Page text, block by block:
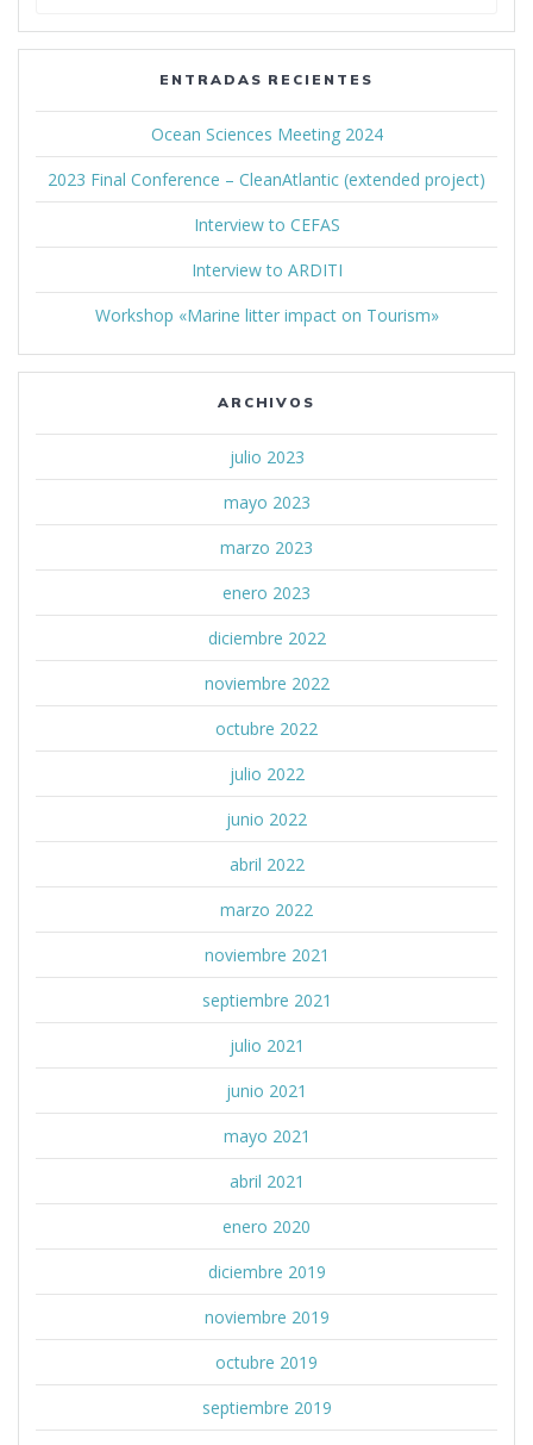
ENTRADAS RECIENTES
Ocean Sciences Meeting 2024
2023 Final Conference – CleanAtlantic (extended project)
Interview to CEFAS
Interview to ARDITI
Workshop «Marine litter impact on Tourism»
ARCHIVOS
julio 2023
mayo 2023
marzo 2023
enero 2023
diciembre 2022
noviembre 2022
octubre 2022
julio 2022
junio 2022
abril 2022
marzo 2022
noviembre 2021
septiembre 2021
julio 2021
junio 2021
mayo 2021
abril 2021
enero 2020
diciembre 2019
noviembre 2019
octubre 2019
septiembre 2019